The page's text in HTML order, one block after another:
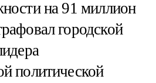
на 91 миллион
городской
политической